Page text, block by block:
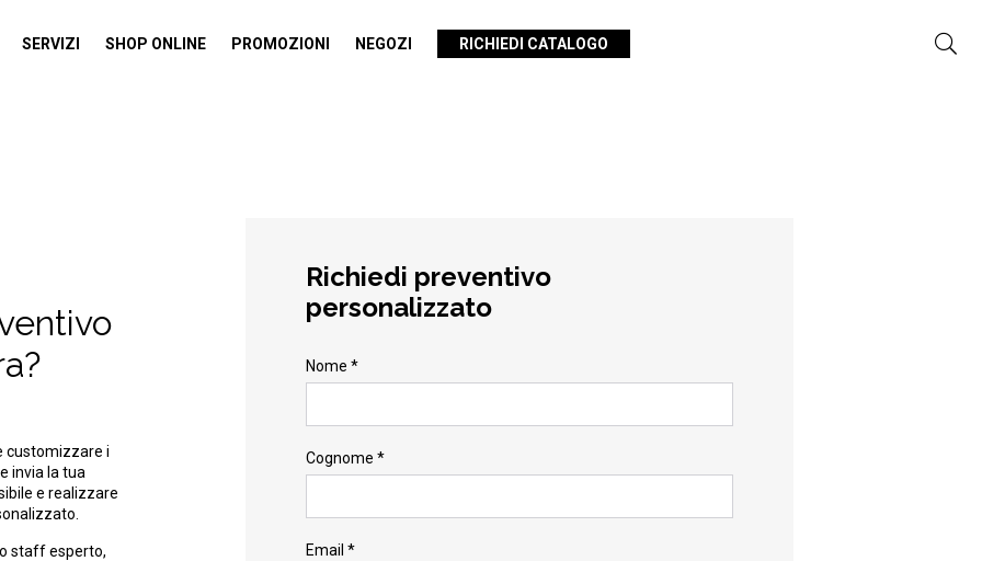
SERVIZI SHOP ONLINE PROMOZIONI NEGOZI RICHIEDI CATALOGO
customizzare i
invia la tua
e realizzare
staff esperto,
Richiedi preventivo
personalizzato
Nome *
Cognome *
Email *